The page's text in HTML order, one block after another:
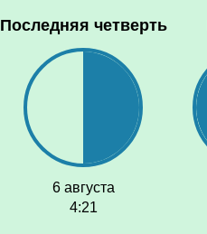
Последняя четверть
6 августа
4:21